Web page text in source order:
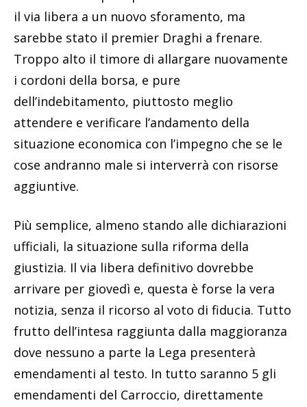
il via libera a un nuovo sforamento, ma
sarebbe stato il premier Draghi a frenare.
Troppo alto il timore di allargare nuovamente
i cordoni della borsa, e pure
dell’indebitamento, piuttosto meglio
attendere e verificare l’andamento della
situazione economica con l’impegno che se le
cose andranno male si interverrà con risorse
aggiuntive.
Più semplice, almeno stando alle dichiarazioni
ufficiali, la situazione sulla riforma della
giustizia. Il via libera definitivo dovrebbe
arrivare per giovedì e, questa è forse la vera
notizia, senza il ricorso al voto di fiducia. Tutto
frutto dell’intesa raggiunta dalla maggioranza
dove nessuno a parte la Lega presenterà
emendamenti al testo. In tutto saranno 5 gli
emendamenti del Carroccio, direttamente